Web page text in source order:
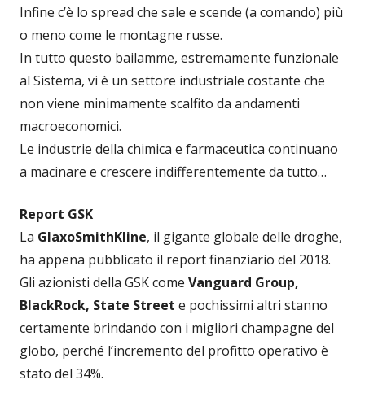
Infine c’è lo spread che sale e scende (a comando) più
o meno come le montagne russe.
In tutto questo bailamme, estremamente funzionale
al Sistema, vi è un settore industriale costante che
non viene minimamente scalfito da andamenti
macroeconomici.
Le industrie della chimica e farmaceutica continuano
a macinare e crescere indifferentemente da tutto…
Report GSK
La GlaxoSmithKline, il gigante globale delle droghe,
ha appena pubblicato il report finanziario del 2018.
Gli azionisti della GSK come Vanguard Group,
BlackRock, State Street e pochissimi altri stanno
certamente brindando con i migliori champagne del
globo, perché l’incremento del profitto operativo è
stato del 34%.